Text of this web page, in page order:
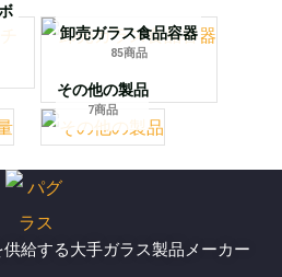
卸売ガラス食品容器
85商品
その他の製品
7商品
給する大手ガラス製品メーカー